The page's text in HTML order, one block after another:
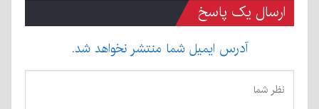
ارسال یک پاسخ
آدرس ایمیل شما منتشر نخواهد شد.